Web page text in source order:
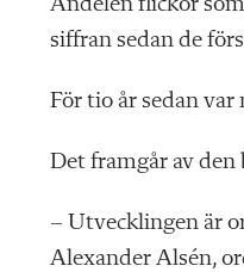
siffran sedan de
För tio år sedan var
Det framgår av
– Utvecklingen är
Alexander Alsén,